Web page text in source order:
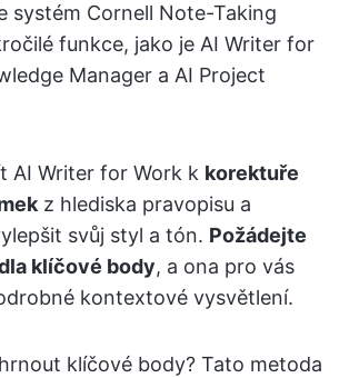
systém Cornell Note-Taking
funkce, jako je AI Writer for
Manager a AI Project
AI Writer for Work k korektuře
z hlediska pravopisu a
svůj styl a tón. Požádejte
klíčové body, a ona pro vás
kontextové vysvětlení.
klíčové body? Tato metoda